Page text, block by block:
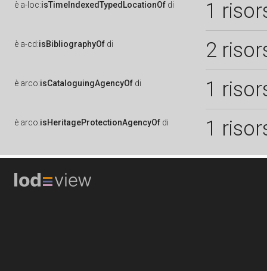
è a-loc:isTimeIndexedTypedLocationOf di 1
è a-cd:isBibliographyOf di 2
è arco:isCataloguingAgencyOf di 1
è arco:isHeritageProtectionAgencyOf di 1